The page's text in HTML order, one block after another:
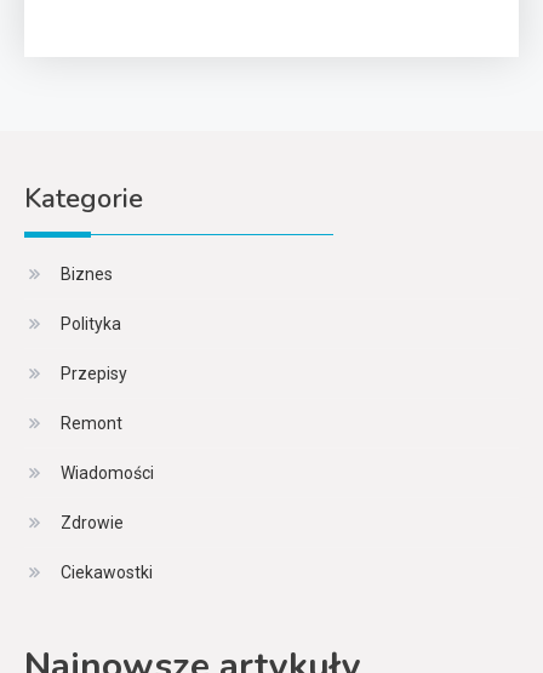
Kategorie
Biznes
Polityka
Przepisy
Remont
Wiadomości
Zdrowie
Ciekawostki